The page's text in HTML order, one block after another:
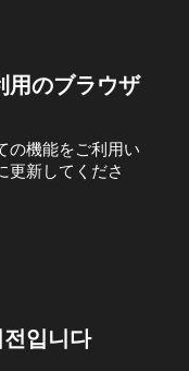
用のブラウザ
の機能をご利用い
更新してくださ
입니다